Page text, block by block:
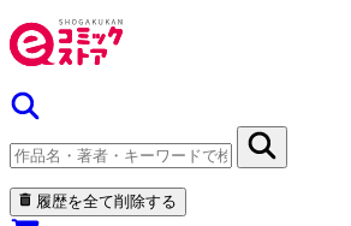
履歴を全て削除する